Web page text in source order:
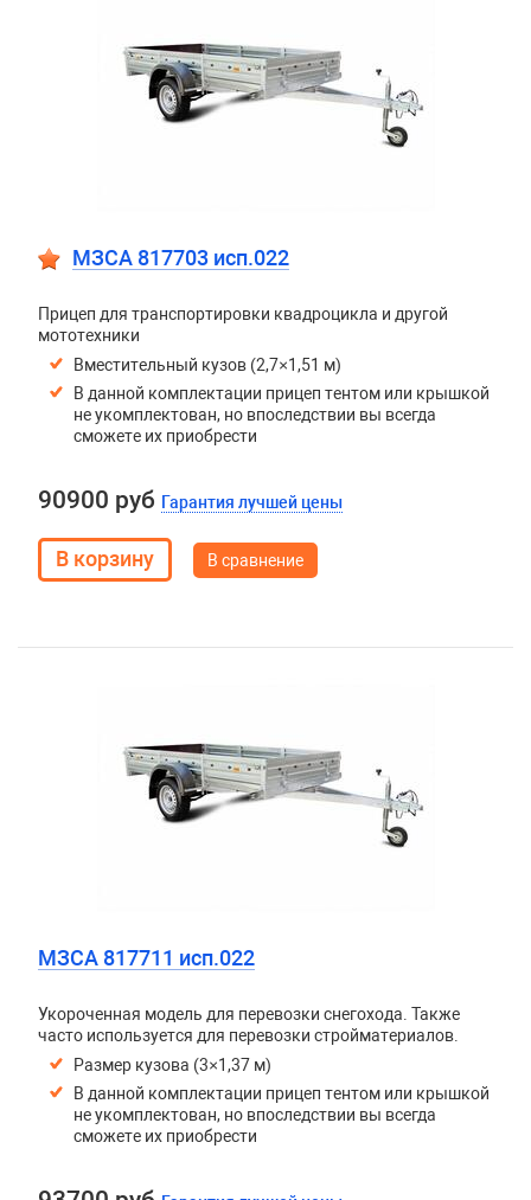
МЗСА 817703 исп.022
Прицеп для транспортировки квадроцикла и другой
мототехники
Вместительный кузов (2,7×1,51 м)
В данной комплектации прицеп тентом или крышкой
не укомплектован, но впоследствии вы всегда
сможете их приобрести
90900 руб Гарантия лучшей цены
В сравнение
МЗСА 817711 исп.022
Укороченная модель для перевозки снегохода. Также
часто используется для перевозки стройматериалов.
Размер кузова (3×1,37 м)
В данной комплектации прицеп тентом или крышкой
не укомплектован, но впоследствии вы всегда
сможете их приобрести